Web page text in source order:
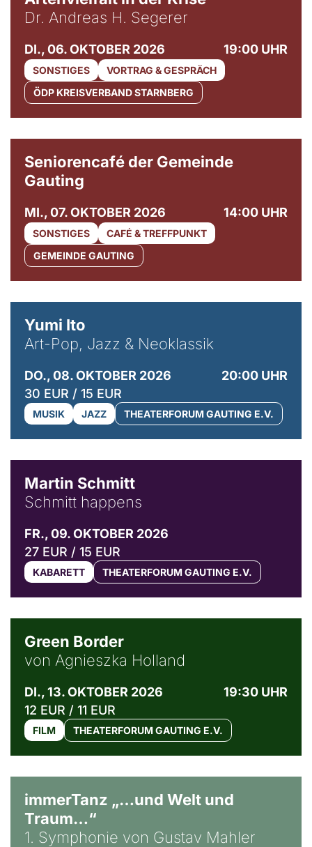
Dr. Andreas H. Segerer
DI., 06. OKTOBER 2026 19:00 UHR
SONSTIGES
VORTRAG & GESPRÄCH
ÖDP KREISVERBAND STARNBERG
Seniorencafé der Gemeinde
Gauting
MI., 07. OKTOBER 2026 14:00 UHR
SONSTIGES
CAFÉ & TREFFPUNKT
GEMEINDE GAUTING
Yumi Ito
Art-Pop, Jazz & Neoklassik
DO., 08. OKTOBER 2026
20:00 UHR
30 EUR / 15 EUR
MUSIK JAZZ THEATERFORUM GAUTING E.V.
Martin Schmitt
Schmitt happens
FR., 09. OKTOBER 2026
27 EUR / 15 EUR
KABARETT THEATERFORUM GAUTING E.V.
Green Border
von Agnieszka Holland
DI., 13. OKTOBER 2026
19:30 UHR
12 EUR / 11 EUR
FILM THEATERFORUM GAUTING E.V.
immerTanz „…und Welt und
Traum…“
1. Symphonie von Gustav Mahler